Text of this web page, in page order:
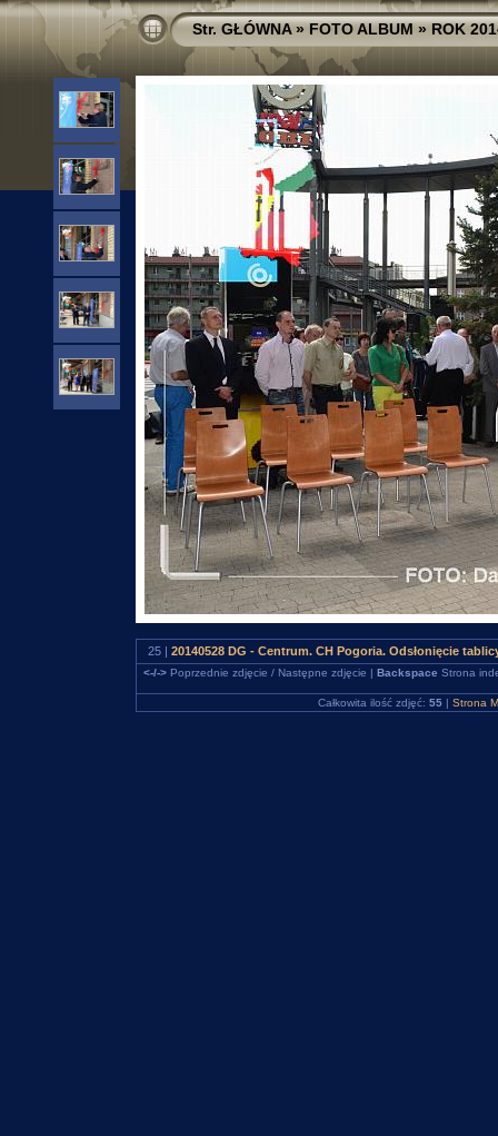
Str. GŁÓWNA»FOTO ALBUM»ROK
25 | 20140528 DG - Centrum. CH Pogoria. Odsłonięcie
<-/->Poprzednie zdjęcie / Następne zdjęcie | Backspace Strona
Całkowita ilość zdjęć: 55 | Strona